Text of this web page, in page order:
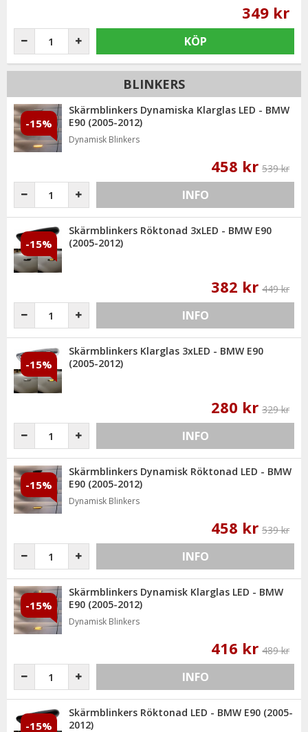
349 kr
KÖP
BLINKERS
-15%
Skärmblinkers Dynamiska Klarglas LED - BMW
E90 (2005-2012)
Dynamisk Blinkers
458 kr 539 kr
INFO
-15%
Skärmblinkers Röktonad 3xLED - BMW E90
(2005-2012)
382 kr 449 kr
INFO
-15%
Skärmblinkers Klarglas 3xLED - BMW E90
(2005-2012)
280 kr 329 kr
INFO
-15%
Skärmblinkers Dynamisk Röktonad LED - BMW
E90 (2005-2012)
Dynamisk Blinkers
458 kr 539 kr
INFO
-15%
Skärmblinkers Dynamisk Klarglas LED - BMW
E90 (2005-2012)
Dynamisk Blinkers
416 kr 489 kr
INFO
-15%
Skärmblinkers Röktonad LED - BMW E90 (2005-
2012)